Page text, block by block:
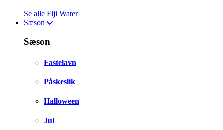
Se alle Fiji Water
Sæson
Sæson
Fastelavn
Påskeslik
Halloween
Jul